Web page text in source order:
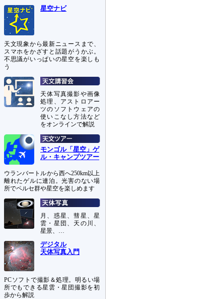
星空ナビ
天文現象から最新ニュースまで、
スマホをかざすと話題がうかぶ。
不思議がいっぱいの星空を楽しも
う
天体写真撮影や画像
処理、アストロアー
ツのソフトウェアの
使いこなし方法など
をオンラインで解説
モンゴル「星空」ゲ
ル・キャンプツアー
ウランバートルから西へ250km以上
離れたゲルに連泊。光害のない場
所でペルセ群や星空を楽しめます
月、惑星、彗星、星
雲・星団、天の川、
星景、…
デジタル
天体写真入門
PCソフトで撮影＆処理。明るい場
所でもできる星雲・星団撮影を初
歩から解説